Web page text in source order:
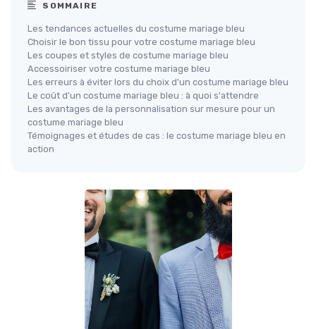
SOMMAIRE
Les tendances actuelles du costume mariage bleu
Choisir le bon tissu pour votre costume mariage bleu
Les coupes et styles de costume mariage bleu
Accessoiriser votre costume mariage bleu
Les erreurs à éviter lors du choix d'un costume mariage bleu
Le coût d'un costume mariage bleu : à quoi s'attendre
Les avantages de la personnalisation sur mesure pour un
costume mariage bleu
Témoignages et études de cas : le costume mariage bleu en
action